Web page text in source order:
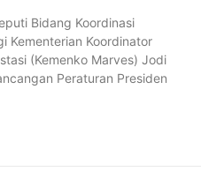
Bidang Koordinasi
Kementerian Koordinator
(Kemenko Marves) Jodi
Peraturan Presiden